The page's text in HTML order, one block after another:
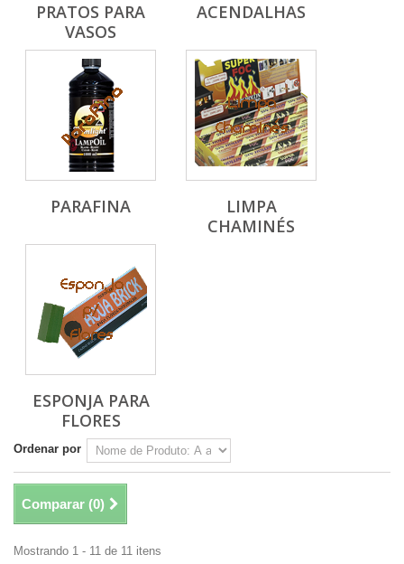
PRATOS PARA
VASOS
ACENDALHAS
PARAFINA
LIMPA
CHAMINÉS
ESPONJA PARA
FLORES
Ordenar por
Comparar (0)
Mostrando 1 - 11 de 11 itens